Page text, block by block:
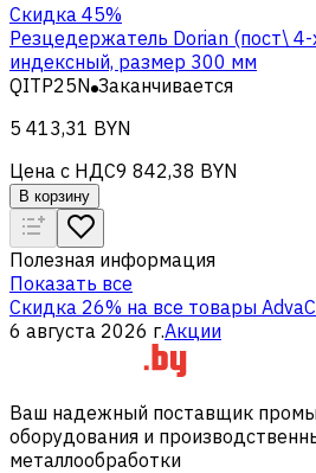
Скидка 45%
Резцедержатель Dorian (пост\
индексный, размер 300 мм
QITP25N Заканчивается
5 413,31 BYN
Цена с НДС9 842,38 BYN
В корзину
Полезная информация
Показать все
Скидка 26% на все товары
6 августа 2026 г.Акции
Ваш надежный поставщик
оборудования и
металлообработки